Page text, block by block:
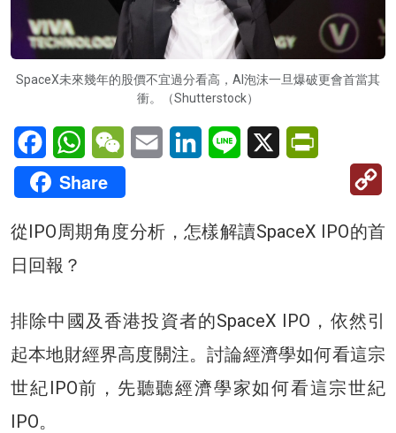
SpaceX未來幾年的股價不宜過分看高，AI泡沫一旦爆破更會首當其
衝。（Shutterstock）
FacebookWhatsAppWeChatEmail LinkedInLine X
Share
從IPO周期角度分析，怎樣解讀SpaceX IPO的首
日回報？
排除中國及香港投資者的SpaceX IPO，依然引
起本地財經界高度關注。討論經濟學如何看這宗
世紀IPO前，先聽聽經濟學家如何看這宗世紀
IPO。